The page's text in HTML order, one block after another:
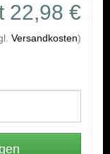
22,98 €
Versandkosten)